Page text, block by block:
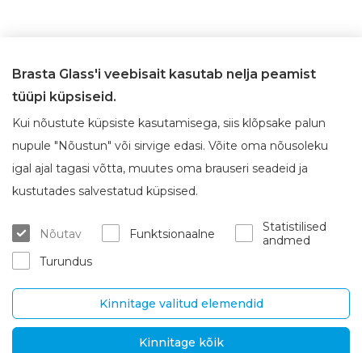
Brasta Glassist
Karjäär
Kontaktid
Klienditeenindus
Garantii ja teenindus
Teave
UAB „Brasta Glass“
Brasta Glass'i veebisait kasutab nelja peamist
tüüpi küpsiseid.
Kui nõustute küpsiste kasutamisega, siis klõpsake palun
nupule "Nõustun" või sirvige edasi. Võite oma nõusoleku
igal ajal tagasi võtta, muutes oma brauseri seadeid ja
kustutades salvestatud küpsised.
Nõutav Funktsionaalne
Statistilised
andmed
Turundus
Kinnitage valitud elemendid
Kinnitage kõik